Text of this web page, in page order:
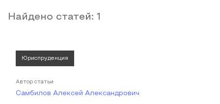
Найдено статей: 1
Юриспруденция
Автор статьи
Самбилов Алексей Александрович